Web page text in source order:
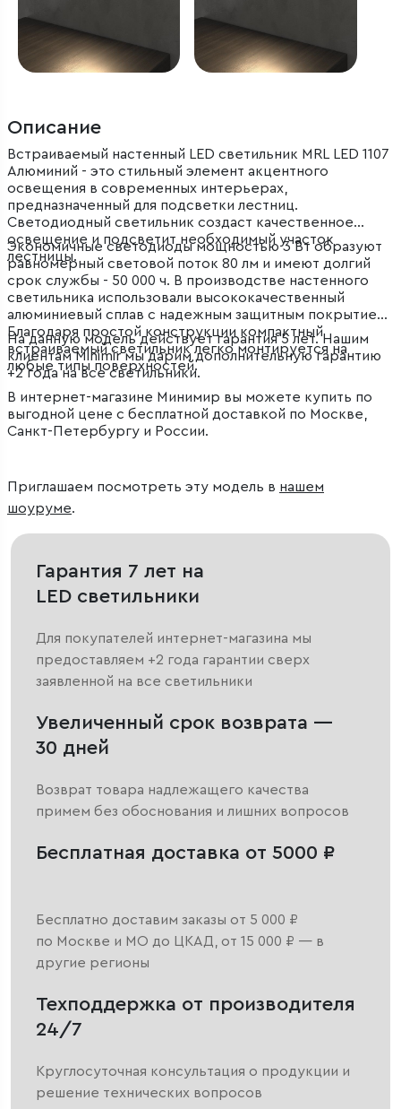
Описание
Встраиваемый настенный LED светильник MRL LED 1107
Алюминий - это стильный элемент акцентного
освещения в современных интерьерах,
предназначенный для подсветки лестниц.
Светодиодный светильник создаст качественное
освещение и подсветит необходимый участок
лестницы.
Экономичные светодиоды мощностью 3 Вт образуют
равномерный световой поток 80 лм и имеют долгий
срок службы - 50 000 ч. В производстве настенного
светильника использовали высококачественный
алюминиевый сплав с надежным защитным покрытием.
Благодаря простой конструкции компактный
встраиваемый светильник легко монтируется на
любые типы поверхностей.
На данную модель действует гарантия 5 лет. Нашим
клиентам Minimir мы дарим дополнительную гарантию
+2 года на все светильники.
В интернет-магазине Минимир вы можете купить по
выгодной цене с бесплатной доставкой по Москве,
Санкт-Петербургу и России.
Приглашаем посмотреть эту модель в нашем
шоуруме.
Гарантия 7 лет на
LED светильники
Для покупателей интернет-магазина мы
предоставляем +2 года гарантии сверх
заявленной на все светильники
Увеличенный срок возврата —
30 дней
Возврат товара надлежащего качества
примем без обоснования и лишних вопросов
Бесплатная доставка от 5000 ₽
Бесплатно доставим заказы от 5 000 ₽
по Москве и МО до ЦКАД, от 15 000 ₽ — в
другие регионы
Техподдержка от производителя
24/7
Круглосуточная консультация о продукции и
решение технических вопросов